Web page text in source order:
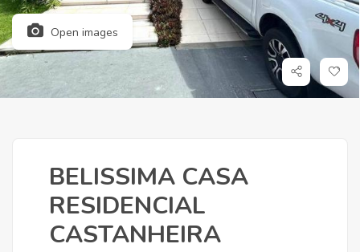
Open images
BELISSIMA CASA
RESIDENCIAL
CASTANHEIRA